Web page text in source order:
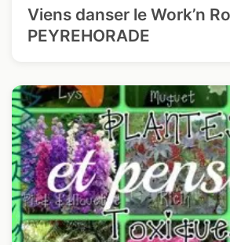
Viens danser le Work’n
PEYREHORADE